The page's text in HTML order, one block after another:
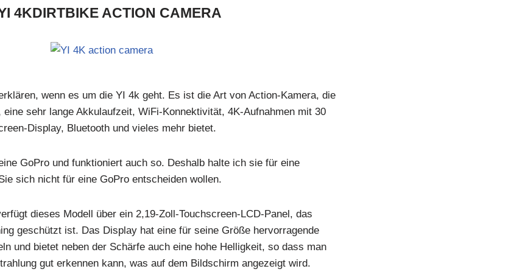
4KDIRTBIKE ACTION CAMERA
wenn es um die YI 4k geht. Es ist die Art von Action-Kamera, die
sehr lange Akkulaufzeit, WiFi-Konnektivität, 4K-Aufnahmen mit 30
Display, Bluetooth und vieles mehr bietet.
GoPro und funktioniert auch so. Deshalb halte ich sie für eine
sich nicht für eine GoPro entscheiden wollen.
dieses Modell über ein 2,19-Zoll-Touchscreen-LCD-Panel, das
geschützt ist. Das Display hat eine für seine Größe hervorragende
und bietet neben der Schärfe auch eine hohe Helligkeit, so dass man
gut erkennen kann, was auf dem Bildschirm angezeigt wird.